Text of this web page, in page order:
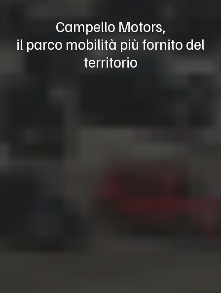
Campello Motors,
il parco mobilità più fornito del
territorio